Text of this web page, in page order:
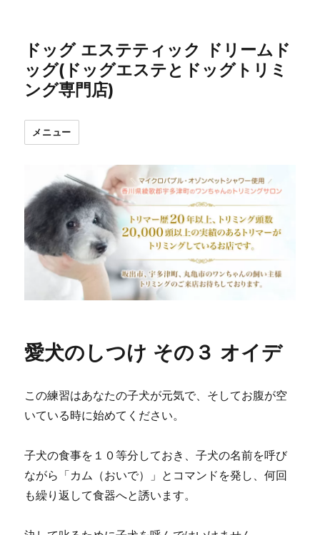
ドッグ エステティック ドリームド
ッグ(ドッグエステとドッグトリミ
ング専門店)
メニュー
愛犬のしつけ その３ オイデ
この練習はあなたの子犬が元気で、そしてお腹が空
いている時に始めてください。
子犬の食事を１０等分しておき、子犬の名前を呼び
ながら「カム（おいで）」とコマンドを発し、何回
も繰り返して食器へと誘います。